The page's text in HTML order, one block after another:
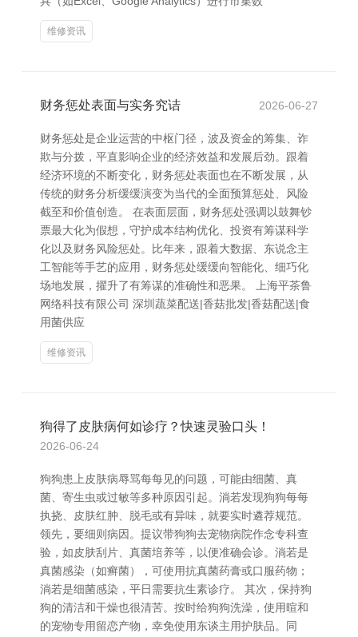
维修资讯
财务惩处表面与实务究诘 2026-06-27
财务惩处是企业运营的中枢门径，波及资金的筹集、诈
欺与分拨，平直影响企业的经济效益和发展后劲。跟着
经济环境的不断变化，财务惩处表面也在不断发展，从
传统的财务分析缓缓演变为当代的全面预算惩处、风险
截至和价值创造。 在表面层面，财务惩处强调以鼓舞钞
票最大化为假想，守护成本结构优化、投资有筹谋科学
化以及财务风险惩处。比年来，跟着大数据、东说念主
工智能等手艺的应用，财务惩处缓缓向智能化、细巧化
场地发展，擢升了有筹谋的准确性和恶果。 上海平茶鲁
网络科技有限公司 深圳蔬菜配送|香菇批发|香菇配送|食
用菌供应
维修资讯
狗得了皮肤病何如诊疗？快速灵验口头！
2026-06-24
狗狗患上皮肤病辱骂每每见的问题，可能由细菌、真
菌、寄生虫或过敏等多种原因引起。淌若发现狗狗每每
执挠、皮肤红肿、脱毛或有异味，就要实时遴荐规范。
领先，要细则病因。提议带狗狗去宠物病院作念专科查
验，如皮肤刮片、真菌培养等，以便准确会诊。淌若是
真菌感染（如癣菌），可使用抗真菌药膏或口服药物；
淌若是细菌感染，平日需要抗生素诊疗。 其次，保持狗
狗的清洁和干燥也很清苦。按时给狗狗洗澡，使用暄和
的宠物专用留恋产物，幸免使用东谈主用护肤品。同